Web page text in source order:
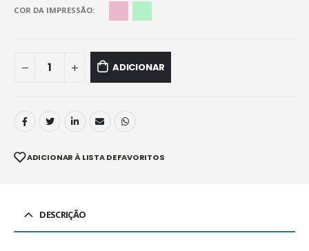
COR DA IMPRESSÃO
ADICIONAR
ADICIONAR À LISTA DE FAVORITOS
DESCRIÇÃO